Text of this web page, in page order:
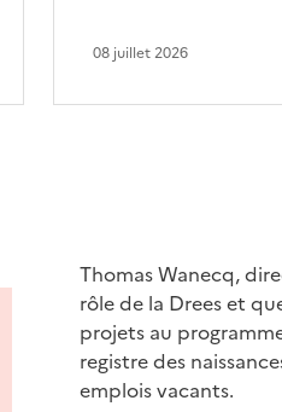
08 juillet 2026
Thomas Wanecq,
rôle de la Drees et
projets au
registre des
emplois vacants.